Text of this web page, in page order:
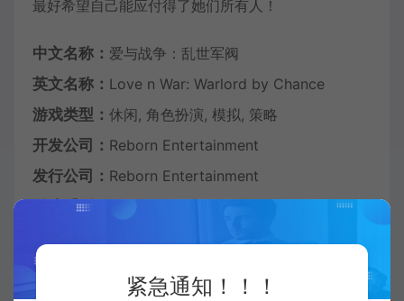
最好希望自己能应付得了她们所有人！
中文名称： 爱与战争：乱世军阀
英文名称： Love n War: Warlord by Chance
游戏类型： 休闲, 角色扮演, 模拟, 策略
开发公司： Reborn Entertainment
发行公司： Reborn Entertainment
游戏系列：
官方网站
紧急通知！！！